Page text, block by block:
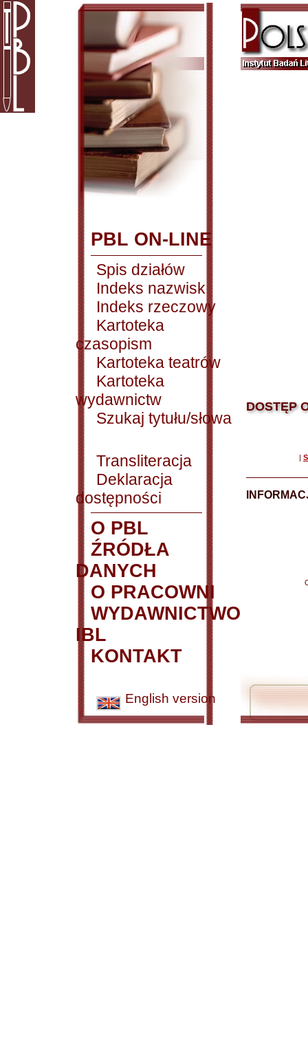
PBL ON-LINE
Spis działów
Indeks nazwisk
Indeks rzeczowy
Kartoteka
czasopism
Kartoteka teatrów
Kartoteka
wydawnictw
Szukaj tytułu/słowa
Transliteracja
Deklaracja
dostępności
O PBL
ŹRÓDŁA
DANYCH
O PRACOWNI
WYDAWNICTWO
IBL
KONTAKT
English version
DOSTĘP
|